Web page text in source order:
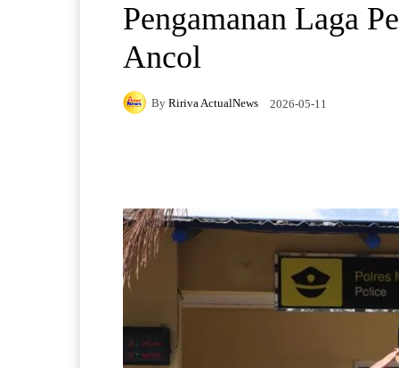
Pengamanan Laga
Ancol
By Ririva ActualNews 2026-05-11